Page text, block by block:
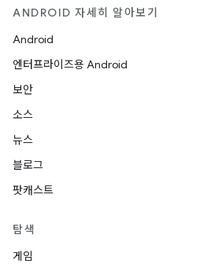
ANDROID 자세히 알아보기
Android
엔터프라이즈용 Android
보안
소스
뉴스
블로그
팟캐스트
탐색
게임